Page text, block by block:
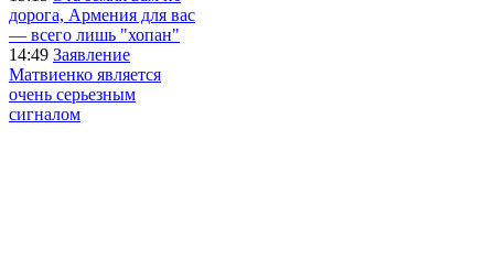
дорога, Армения для вас
— всего лишь "хопан"
14:49 Заявление
Матвиенко является
очень серьезным
сигналом